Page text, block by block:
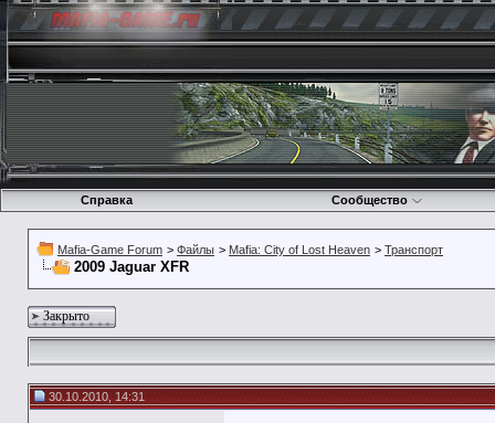
Справка Сообщество
Mafia-Game Forum > Файлы > Mafia: City of Lost Heaven > Транспорт
2009 Jaguar XFR
Закрыто
30.10.2010, 14:31